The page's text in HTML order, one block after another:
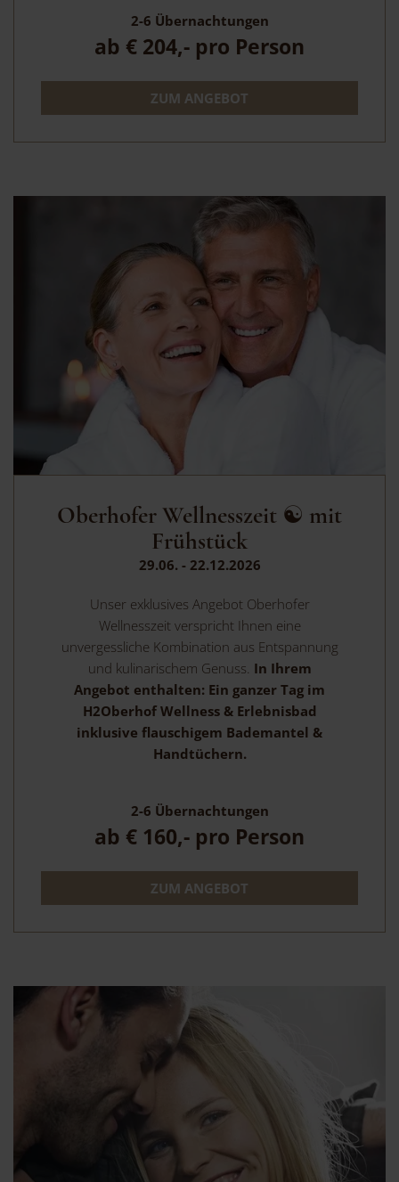
2-6 Übernachtungen
ab € 204,- pro Person
ZUM ANGEBOT
Oberhofer Wellnesszeit ☯️ mit
Frühstück
29.06. - 22.12.2026
Unser exklusives Angebot Oberhofer
Wellnesszeit verspricht Ihnen eine
unvergessliche Kombination aus Entspannung
und kulinarischem Genuss. In Ihrem
Angebot enthalten: Ein ganzer Tag im
H2Oberhof Wellness & Erlebnisbad
inklusive flauschigem Bademantel &
Handtüchern.
2-6 Übernachtungen
ab € 160,- pro Person
ZUM ANGEBOT